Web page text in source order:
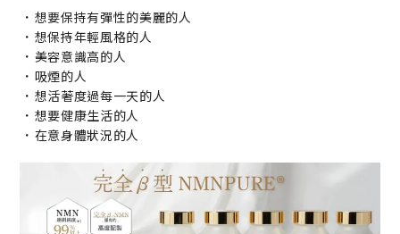
・ 想要保持有彈性的美麗的人
・ 想保持年輕風格的人
・ 美容意識高的人
・ 吸煙的人
・ 想活著度過每一天的人
・ 想要健康生活的人
・ 在意身體狀況的人